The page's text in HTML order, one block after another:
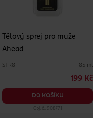
Tělový sprej pro muže
Ahead
STR8 85 ml
199 Kč
DO KOŠÍKU
Obj. č.: 908771